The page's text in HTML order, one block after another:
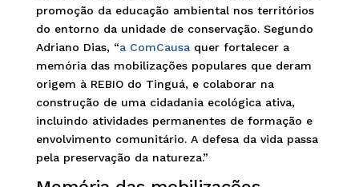
promoção da educação ambiental nos territórios
do entorno da unidade de conservação. Segundo
Adriano Dias, “a ComCausaquer fortalecer a
memória das mobilizações populares que deram
origem à REBIO do Tinguá, e colaborar na
construção de uma cidadania ecológica ativa,
incluindo atividades permanentes de formação e
envolvimento comunitário. A defesa da vida passa
pela preservação da natureza.”